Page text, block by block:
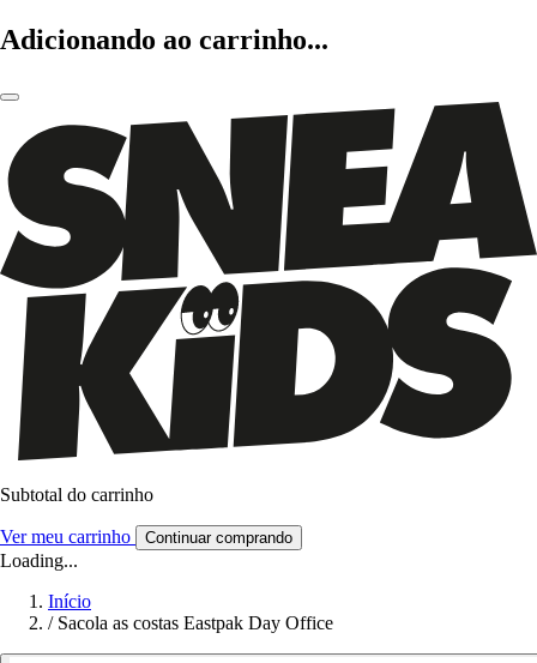
Adicionando ao carrinho...
Subtotal do carrinho
Ver meu carrinho Continuar comprando
Loading...
Início
/ Sacola as costas Eastpak Day Office